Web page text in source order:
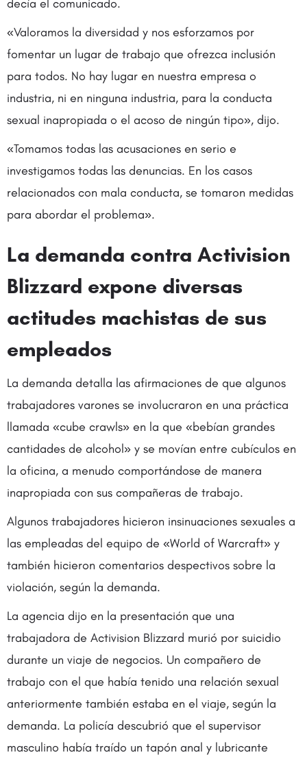
decía el comunicado.
«Valoramos la diversidad y nos esforzamos por
fomentar un lugar de trabajo que ofrezca inclusión
para todos. No hay lugar en nuestra empresa o
industria, ni en ninguna industria, para la conducta
sexual inapropiada o el acoso de ningún tipo», dijo.
«Tomamos todas las acusaciones en serio e
investigamos todas las denuncias. En los casos
relacionados con mala conducta, se tomaron medidas
para abordar el problema».
La demanda contra Activision
Blizzard expone diversas
actitudes machistas de sus
empleados
La demanda detalla las afirmaciones de que algunos
trabajadores varones se involucraron en una práctica
llamada «cube crawls» en la que «bebían grandes
cantidades de alcohol» y se movían entre cubículos en
la oficina, a menudo comportándose de manera
inapropiada con sus compañeras de trabajo.
Algunos trabajadores hicieron insinuaciones sexuales a
las empleadas del equipo de «World of Warcraft» y
también hicieron comentarios despectivos sobre la
violación, según la demanda.
La agencia dijo en la presentación que una
trabajadora de Activision Blizzard murió por suicidio
durante un viaje de negocios. Un compañero de
trabajo con el que había tenido una relación sexual
anteriormente también estaba en el viaje, según la
demanda. La policía descubrió que el supervisor
masculino había traído un tapón anal y lubricante